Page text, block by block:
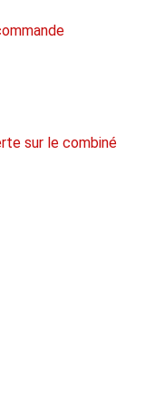
sur le combiné